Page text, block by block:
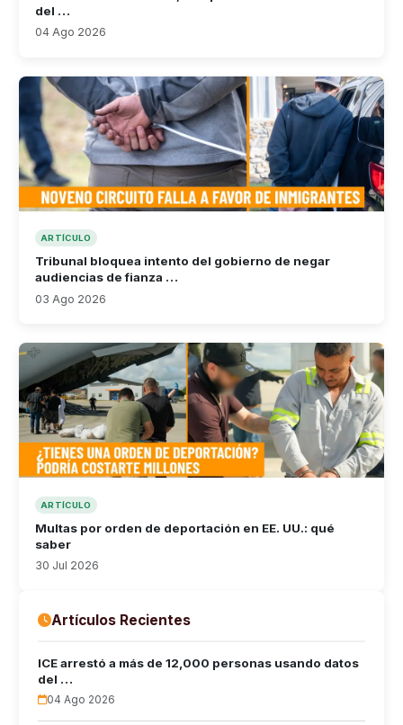
del …
04 Ago 2026
ARTÍCULO
Tribunal bloquea intento del gobierno de negar
audiencias de fianza …
03 Ago 2026
ARTÍCULO
Multas por orden de deportación en EE. UU.: qué
saber
30 Jul 2026
Artículos Recientes
ICE arrestó a más de 12,000 personas usando datos
del …
04 Ago 2026